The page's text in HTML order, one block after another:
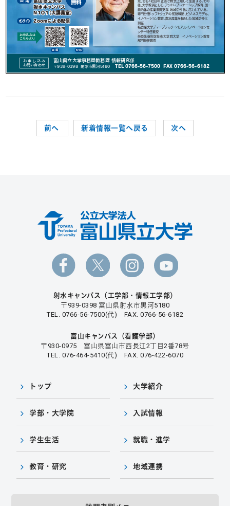
前へ 新着情報一覧へ戻る 次へ
射水キャンパス（工学部・情報工学部）
〒939-0398 富山県射水市黒河5180
TEL. 0766-56-7500(代) FAX. 0766-56-6182
富山キャンパス（看護学部）
〒930-0975 富山県富山市西長江2丁目2番78号
TEL. 076-464-5410(代) FAX. 076-422-6070
トップ 大学紹介
学部・大学院 入試情報
学生生活 就職・進学
教育・研究 地域連携